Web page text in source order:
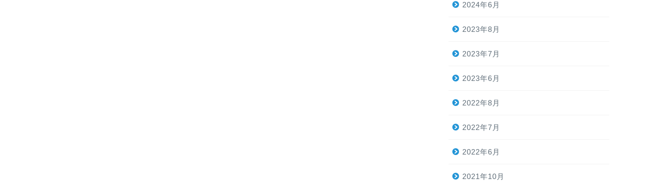
2024年6月
2023年8月
2023年7月
2023年6月
2022年8月
2022年7月
2022年6月
2021年10月